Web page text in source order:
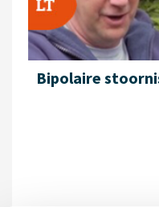
Bipolaire